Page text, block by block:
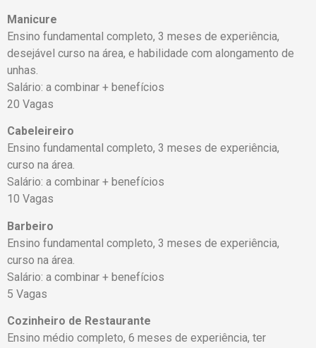
Manicure
Ensino fundamental completo, 3 meses de experiência,
desejável curso na área, e habilidade com alongamento de
unhas.
Salário: a combinar + benefícios
20 Vagas
Cabeleireiro
Ensino fundamental completo, 3 meses de experiência,
curso na área.
Salário: a combinar + benefícios
10 Vagas
Barbeiro
Ensino fundamental completo, 3 meses de experiência,
curso na área.
Salário: a combinar + benefícios
5 Vagas
Cozinheiro de Restaurante
Ensino médio completo, 6 meses de experiência, ter